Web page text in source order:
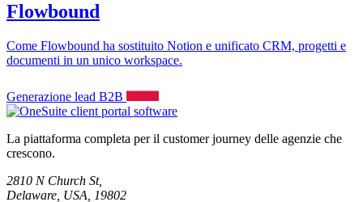
Flowbound
Come Flowbound ha sostituito Notion e unificato CRM, progetti e
documenti in un unico workspace.
Generazione lead B2B
La piattaforma completa per il customer journey delle agenzie che
crescono.
2810 N Church St,
Delaware, USA, 19802